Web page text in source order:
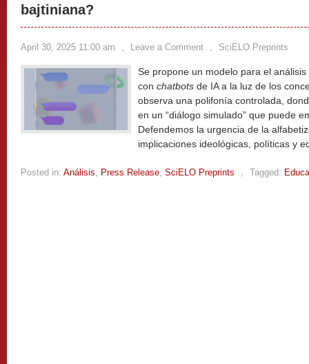
bajtiniana?
April 30, 2025 11:00 am , Leave a Comment , SciELO Preprints
Se propone un modelo para el
con chatbots de IA a la luz de los
observa una polifonía controlada,
en un “diálogo simulado” que puede
Defendemos la urgencia de la
implicaciones ideológicas, políticas y
Posted in: Análisis, Press Release, SciELO Preprints , Tagged: